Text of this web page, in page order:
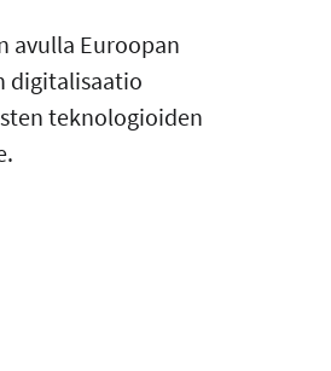
avulla Euroopan
digitalisaatio
teknologioiden